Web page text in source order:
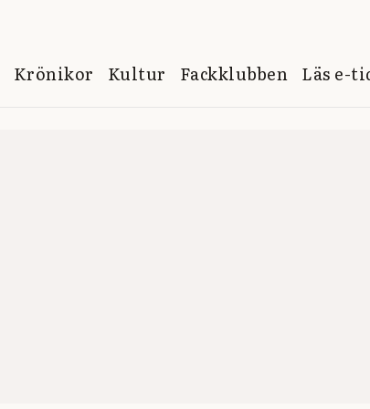
Krönikor Kultur Fackklubben Läs e-